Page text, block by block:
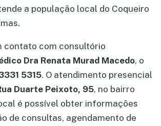
a população local do Coqueiro
contato com consultório
Dra Renata Murad Macedo, o
5315. O atendimento presencial
Duarte Peixoto, 95, no bairro
é possível obter informações
de consultas, agendamento de